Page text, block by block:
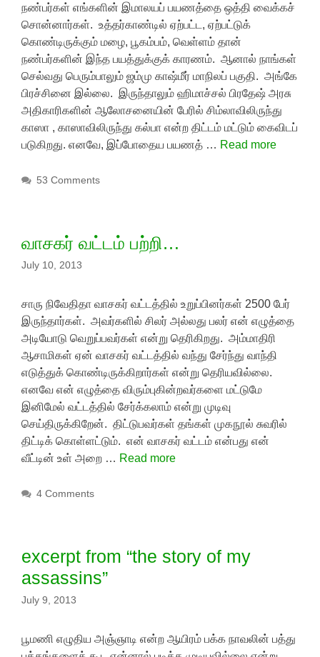
நண்பர்கள் எங்களின் இமாலயப் பயணத்தை ஒத்தி வைக்கச்
சொன்னார்கள். உத்தர்காண்டில் ஏற்பட்ட, ஏற்பட்டுக்
கொண்டிருக்கும் மழை, பூகம்பம், வெள்ளம் தான்
நண்பர்களின் இந்த பயத்துக்குக் காரணம். ஆனால் நாங்கள்
செல்வது பெரும்பாலும் ஜம்மு காஷ்மீர் மாநிலப் பகுதி. அங்கே
பிரச்சினை இல்லை. இருந்தாலும் ஹிமாச்சல் பிரதேஷ் அரசு
அதிகாரிகளின் ஆலோசனையின் பேரில் சிம்லாவிலிருந்து
காஸா , காஸாவிலிருந்து கல்பா என்ற திட்டம் மட்டும் கைவிடப்
படுகிறது. எனவே, இப்போதைய பயணத் … Read more
53 Comments
வாசகர் வட்டம் பற்றி…
July 10, 2013
சாரு நிவேதிதா வாசகர் வட்டத்தில் உறுப்பினர்கள் 2500 பேர்
இருந்தார்கள். அவர்களில் சிலர் அல்லது பலர் என் எழுத்தை
அடியோடு வெறுப்பவர்கள் என்று தெரிகிறது. அம்மாதிரி
ஆசாமிகள் ஏன் வாசகர் வட்டத்தில் வந்து சேர்ந்து வாந்தி
எடுத்துக் கொண்டிருக்கிறார்கள் என்று தெரியவில்லை.
எனவே என் எழுத்தை விரும்புகின்றவர்களை மட்டுமே
இனிமேல் வட்டத்தில் சேர்க்கலாம் என்று முடிவு
செய்திருக்கிறேன். திட்டுபவர்கள் தங்கள் முகநூல் சுவரில்
திட்டிக் கொள்ளட்டும். என் வாசகர் வட்டம் என்பது என்
வீட்டின் உள் அறை … Read more
4 Comments
excerpt from “the story of my
assassins”
July 9, 2013
பூமணி எழுதிய அஞ்ஞாடி என்ற ஆயிரம் பக்க நாவலின் பத்து